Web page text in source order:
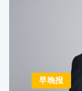
早晚报